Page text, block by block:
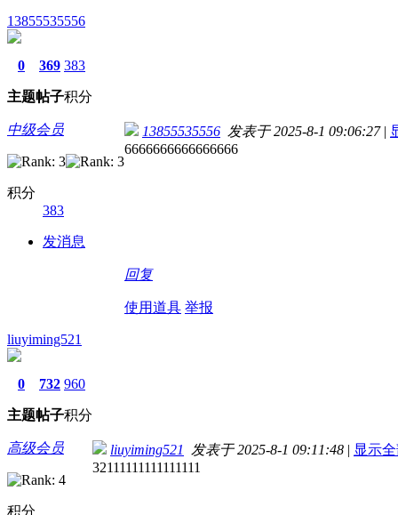
13855535556
0
主题
369
帖子
383
积分
中级会员
积分
383
发消息
13855535556 发表于 2025-8-1 09:06:27 |
6666666666666666
回复
使用道具 举报
liuyiming521
0
主题
732
帖子
960
积分
高级会员
积分
liuyiming521 发表于 2025-8-1 09:11:48 | 显示
32111111111111111